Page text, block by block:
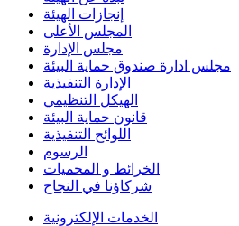
إنجازات الهيئة
المجلس الأعلى
مجلس الإدارة
مجلس ادارة صندوق حماية البيئة
الإدارة التنفيذية
الهيكل التنظيمي
قانون حماية البيئة
اللوائح التنفيذية
الرسوم
الخرائط و المحميات
شركاؤنا في النجاح
الخدمات الإلكترونية